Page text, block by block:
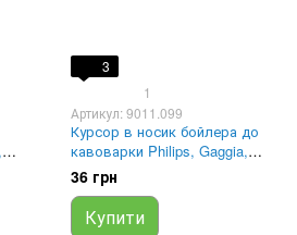
3
1
Артикул: 9011.099
Курсор в носик бойлера до
кавоварки Philips, Gaggia,
Saeco 9011.099, 145893000,
1192911
36 грн
Купити